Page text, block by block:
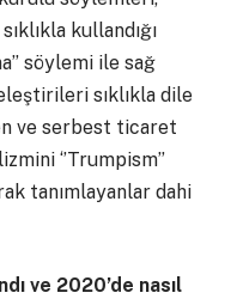
kullandığı
söylemi ile sağ
sıklıkla dile
ve serbest ticaret
‘’Trumpism’’
tanımlayanlar dahi
ve 2020’de nasıl